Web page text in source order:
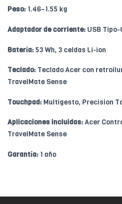
Peso: 1.46–1.55 kg
Adaptador de corriente: USB Tipo-
Batería:53 Wh, 3 celdas Li-ion
Teclado: Teclado Acer con
TravelMate Sense
Touchpad: Multigesto, Precision
Aplicaciones incluidas:Acer
TravelMate Sense
Garantía: 1 año